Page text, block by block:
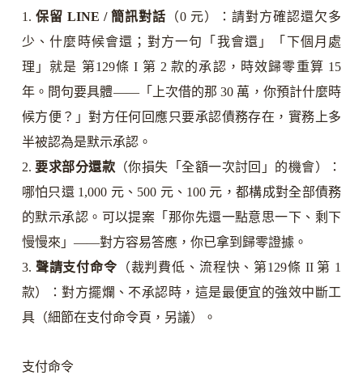
1. 保留 LINE / 簡訊對話 （0 元）：請對方確認還欠多
少、什麼時候會還；對方一句「我會還」「下個月處
理」就是 第129條 I 第 2 款的承認，時效歸零重算 15
年。問句要具體——「上次借的那 30 萬，你預計什麼時
候方便？」對方任何回應只要承認債務存在，實務上多
半被認為是默示承認。
2.要求部分還款 （你損失「全額一次討回」的機會）：
哪怕只還 1,000 元、500 元、100 元，都構成對全部債務
的默示承認。可以提案「那你先還一點意思一下、剩下
慢慢來」——對方容易答應，你已拿到歸零證據。
3. 聲請支付命令 （裁判費低、流程快、第129條 II 第 1
款）：對方擺爛、不承認時，這是最便宜的強效中斷工
具（細節在支付命令頁，另議）。
支付命令